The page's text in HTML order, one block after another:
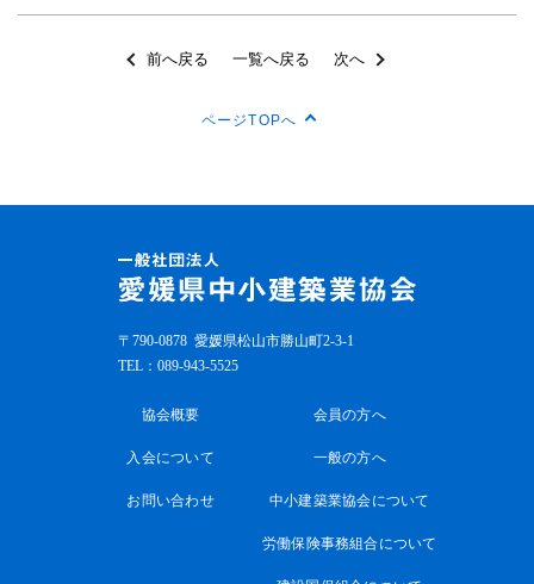
前へ戻る 一覧へ戻る 次へ
ページTOPへ
〒790-0878 愛媛県松山市勝山町2-3-1
TEL： 089-943-5525
協会概要
入会について
お問い合わせ
会員の方へ
一般の方へ
中小建築業協会について
労働保険事務組合について